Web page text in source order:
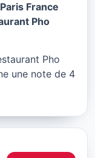
France
Pho
Pho
une note de 4